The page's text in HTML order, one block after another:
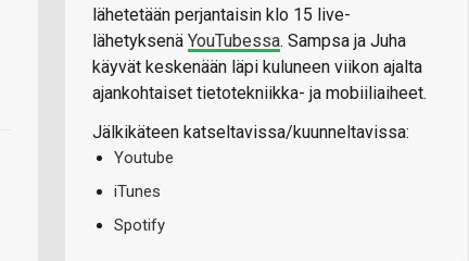
lähetetään perjantaisin klo 15 live-
lähetyksenä YouTubessa. Sampsa ja Juha
käyvät keskenään läpi kuluneen viikon ajalta
ajankohtaiset tietotekniikka- ja mobiiliaiheet.
Jälkikäteen katseltavissa/kuunneltavissa:
Youtube
iTunes
Spotify